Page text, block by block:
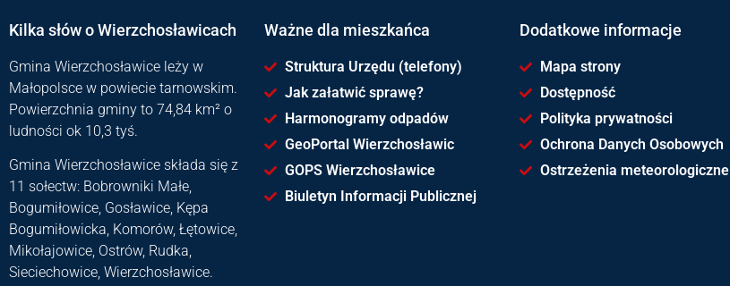
Kilka słów o Wierzchosławicach
Gmina Wierzchosławice leży w
Małopolsce w powiecie tarnowskim.
Powierzchnia gminy to 74,84 km² o
ludności ok 10,3 tyś.
Gmina Wierzchosławice składa się z
11 sołectw: Bobrowniki Małe,
Bogumiłowice, Gosławice, Kępa
Bogumiłowicka, Komorów, Łętowice,
Mikołajowice, Ostrów, Rudka,
Sieciechowice, Wierzchosławice.
Ważne dla mieszkańca
Struktura Urzędu (telefony)
Jak załatwić sprawę?
Harmonogramy odpadów
GeoPortal Wierzchosławic
GOPS Wierzchosławice
Biuletyn Informacji Publicznej
Dodatkowe informacje
Mapa strony
Dostępność
Polityka prywatności
Ochrona Danych Osobowych
Ostrzeżenia meteorologiczne